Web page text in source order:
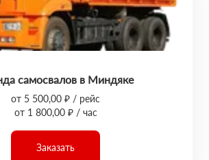
самосвалов в Миндяке
от 5 500,00 ₽ / рейс
от 1 800,00 ₽ / час
Заказать